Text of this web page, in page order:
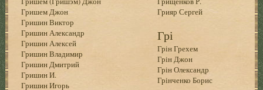
Гришем Джон
Гришин Виктор
Гришин Александр
Гришин Алексей
Гришин Владимир
Гришин Дмитрий
Гришин И.
Гришин Игорь
Грияр Сергей
Грі
Грін Грехем
Грін Джон
Грін Олександр
Грінченко Борис